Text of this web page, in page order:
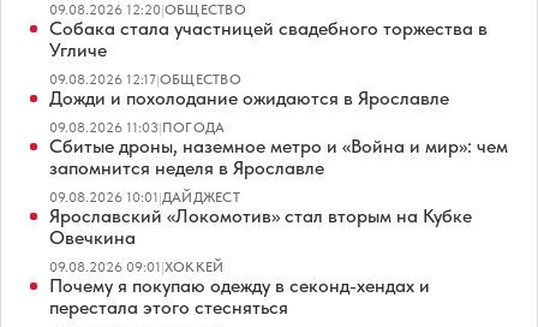
09.08.2026 12:20|ОБЩЕСТВО
Собака стала участницей свадебного торжества в
Угличе
09.08.2026 12:17|ОБЩЕСТВО
Дожди и похолодание ожидаются в Ярославле
09.08.2026 11:03|ПОГОДА
Сбитые дроны, наземное метро и «Война и мир»: чем
запомнится неделя в Ярославле
09.08.2026 10:01|ДАЙДЖЕСТ
Ярославский «Локомотив» стал вторым на Кубке
Овечкина
09.08.2026 09:01|ХОККЕЙ
Почему я покупаю одежду в секонд-хендах и
перестала этого стесняться